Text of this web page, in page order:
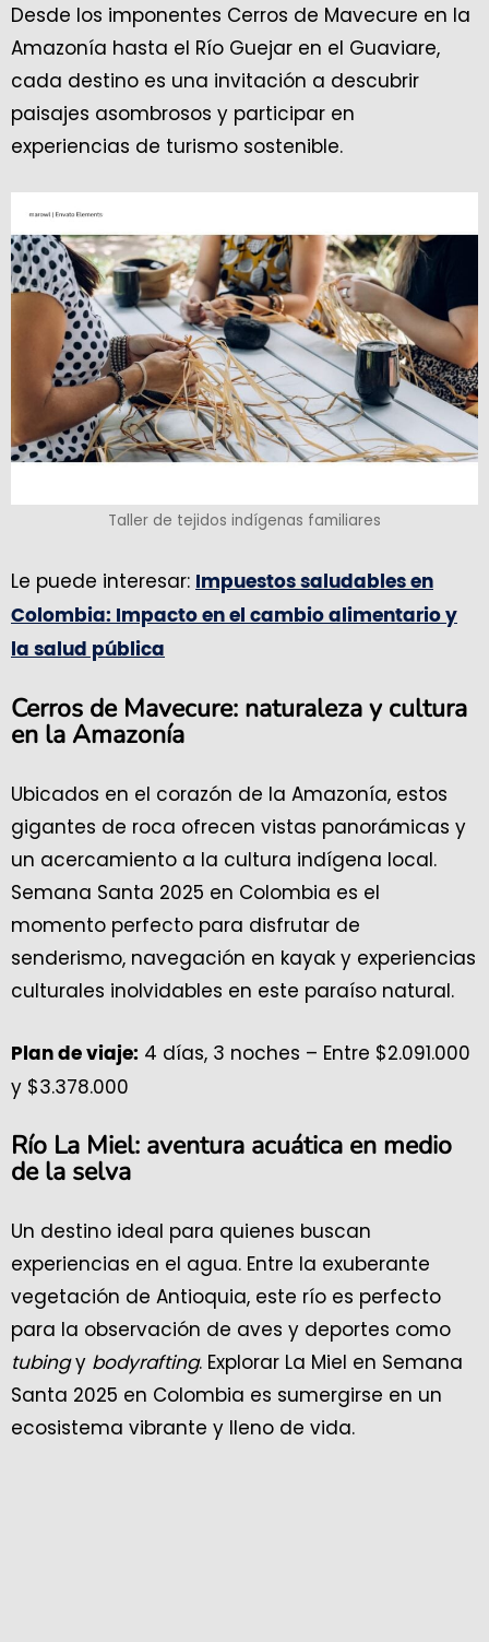
Desde los imponentes Cerros de Mavecure en la
Amazonía hasta el Río Guejar en el Guaviare,
cada destino es una invitación a descubrir
paisajes asombrosos y participar en
experiencias de turismo sostenible.
Taller de tejidos indígenas familiares
Le puede interesar:
Impuestos saludables en
Colombia: Impacto en el cambio alimentario y
la salud pública
Cerros de Mavecure: naturaleza y cultura
en la Amazonía
Ubicados en el corazón de la Amazonía, estos
gigantes de roca ofrecen vistas panorámicas y
un acercamiento a la cultura indígena local.
Semana Santa 2025 en Colombia es el
momento perfecto para disfrutar de
senderismo, navegación en kayak y experiencias
culturales inolvidables en este paraíso natural.
Plan de viaje: 4 días, 3 noches – Entre $2.091.000
y $3.378.000
Río La Miel: aventura acuática en medio
de la selva
Un destino ideal para quienes buscan
experiencias en el agua. Entre la exuberante
vegetación de Antioquia, este río es perfecto
para la observación de aves y deportes como
tubingy bodyrafting. Explorar La Miel en Semana
Santa 2025 en Colombia es sumergirse en un
ecosistema vibrante y lleno de vida.